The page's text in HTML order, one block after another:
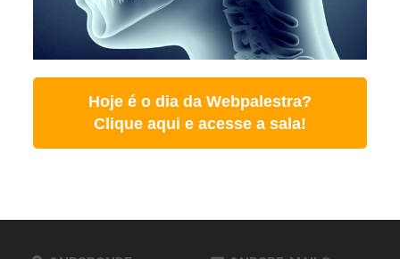
Hoje é o dia da Webpalestra?
Clique aqui e acesse a sala!